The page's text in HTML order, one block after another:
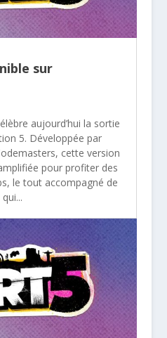
sur
aujourd’hui la sortie
5. Développée par
cette version
pour profiter des
le tout accompagné de